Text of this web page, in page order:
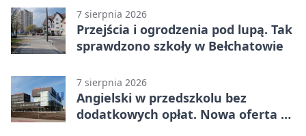
7 sierpnia 2026
Przejścia i ogrodzenia pod lupą. Tak
sprawdzono szkoły w Bełchatowie
7 sierpnia 2026
Angielski w przedszkolu bez
dodatkowych opłat. Nowa oferta w